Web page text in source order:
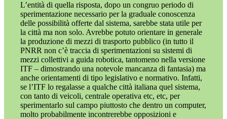
L’entità di quella risposta, dopo un congruo periodo di
sperimentazione necessario per la graduale conoscenza
delle possibilità offerte dal sistema, sarebbe stata utile per
la città ma non solo. Avrebbe potuto orientare in generale
la produzione di mezzi di trasporto pubblico (in tutto il
PNRR non c’è traccia di sperimentazioni su sistemi di
mezzi collettivi a guida robotica, tantomeno nella versione
ITF – dimostrando una notevole mancanza di fantasia) ma
anche orientamenti di tipo legislativo e normativo. Infatti,
se l’ITF lo regalasse a qualche città italiana quel sistema,
con tanto di veicoli, centrale operativa etc, etc, per
sperimentarlo sul campo piuttosto che dentro un computer,
molto probabilmente incontrerebbe opposizioni e